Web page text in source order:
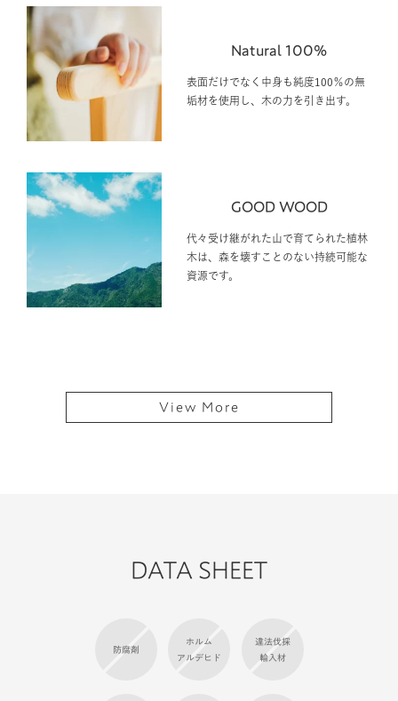
Natural 100%
表面だけでなく中身も純度100％の無
垢材を使用し、木の力を引き出す。
GOOD WOOD
代々受け継がれた山で育てられた植林
木は、森を壊すことのない持続可能な
資源です。
View More
DATA SHEET
防腐剤
ホルム
アルデヒド
違法伐採
輸入材